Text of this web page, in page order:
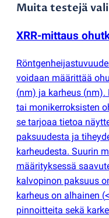
Muita testejä
XRR-mittaus
voidaan määrittää
(nm) ja karheus (nm).
tai monikerroksisten
se tarjoaa tietoa
paksuudesta ja
karheudesta. Suurin
määrityksessä
kalvopinon paksuus
karheus on alhainen (
pinnoitteita sekä